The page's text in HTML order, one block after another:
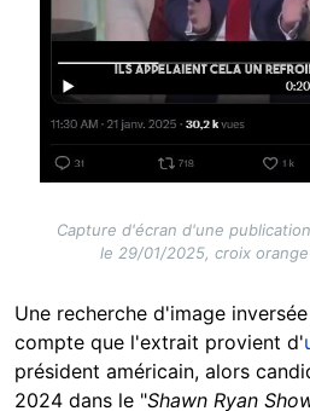
Capture d'écran d'une
le 29/01/2025, croix
Une recherche d'image
compte que l'extrait provient d'
président américain, alors
2024 dans le "Shawn Ryan